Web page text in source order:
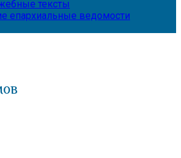
тексты
епархиальные ведомости